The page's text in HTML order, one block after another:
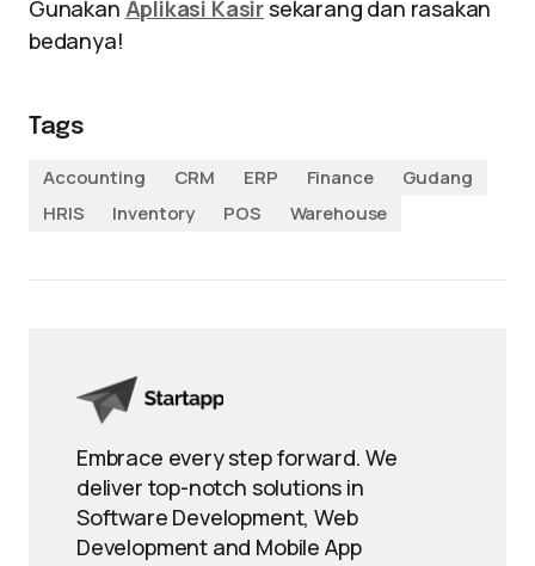
Gunakan Aplikasi Kasirsekarang dan rasakan
bedanya!
Tags
Accounting
CRM ERP Finance
Gudang
HRIS
Inventory POS Warehouse
Embrace every step forward. We
deliver top-notch solutions in
Software Development, Web
Development and Mobile App